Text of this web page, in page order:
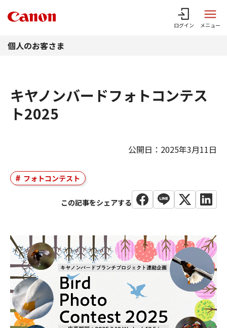
ログイン メニュー
個人のお客さま
キヤノンバードフォトコンテス
ト2025
公開日：2025年3月11日
フォトコンテスト